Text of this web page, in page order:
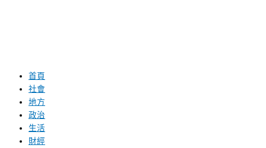
首頁
社會
地方
政治
生活
財經